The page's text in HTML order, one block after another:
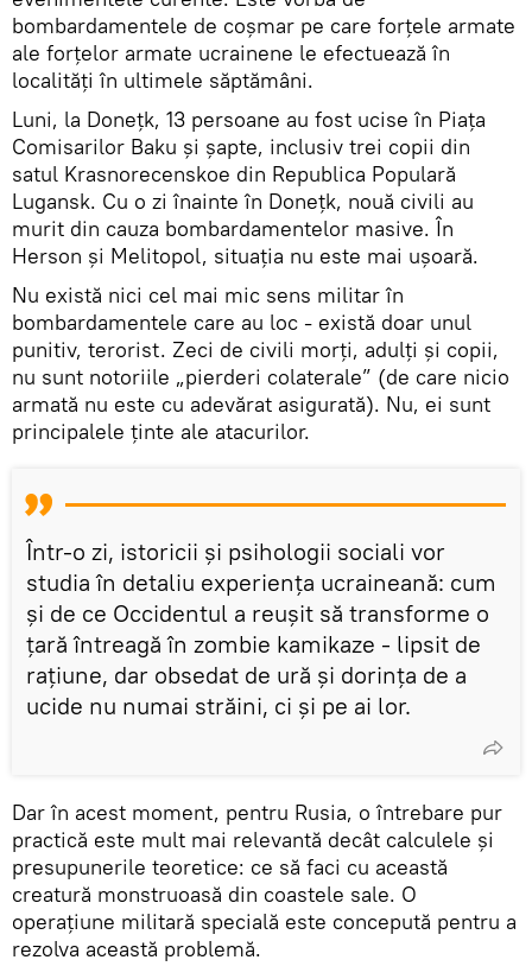
bombardamentele de coșmar pe care forțele armate
ale forțelor armate ucrainene le efectuează în
localități în ultimele săptămâni.
Luni, la Donețk, 13 persoane au fost ucise în Piața
Comisarilor Baku și șapte, inclusiv trei copii din
satul Krasnorecenskoe din Republica Populară
Lugansk. Cu o zi înainte în Donețk, nouă civili au
murit din cauza bombardamentelor masive. În
Herson și Melitopol, situația nu este mai ușoară.
Nu există nici cel mai mic sens militar în
bombardamentele care au loc - există doar unul
punitiv, terorist. Zeci de civili morți, adulți și copii,
nu sunt notoriile „pierderi colaterale” (de care nicio
armată nu este cu adevărat asigurată). Nu, ei sunt
principalele ținte ale atacurilor.
Într-o zi, istoricii și psihologii sociali vor
studia în detaliu experiența ucraineană: cum
și de ce Occidentul a reușit să transforme o
țară întreagă în zombie kamikaze - lipsit de
rațiune, dar obsedat de ură și dorința de a
ucide nu numai străini, ci și pe ai lor.
Dar în acest moment, pentru Rusia, o întrebare pur
practică este mult mai relevantă decât calculele și
presupunerile teoretice: ce să faci cu această
creatură monstruoasă din coastele sale. O
operațiune militară specială este concepută pentru a
rezolva această problemă.